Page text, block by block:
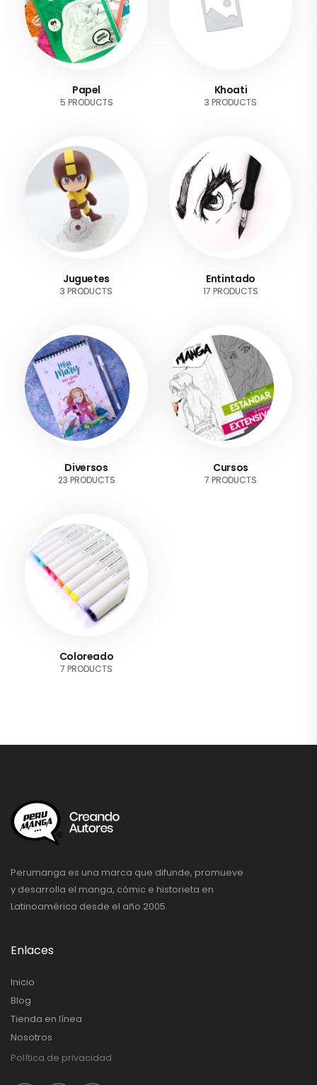
Papel
5 PRODUCTS
Khoati
3 PRODUCTS
Juguetes
3 PRODUCTS
Entintado
17 PRODUCTS
Diversos
23 PRODUCTS
Cursos
7 PRODUCTS
Coloreado
7 PRODUCTS
Perumanga es una marca que difunde, promueve
y desarrolla el manga, cómic e historieta en
Latinoamérica desde el año 2005.
Enlaces
Inicio
Blog
Tienda en línea
Nosotros
Política de privacidad